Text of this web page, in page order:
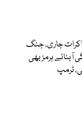
جاری، جنگ
آبنائے ہرمز بھی
ٹرمپ